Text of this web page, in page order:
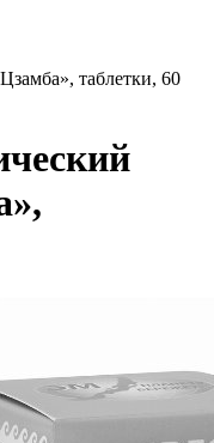
таблетки, 60